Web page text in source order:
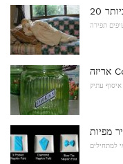
תפירה
איסוף עתיק
מפיות
למתחילים